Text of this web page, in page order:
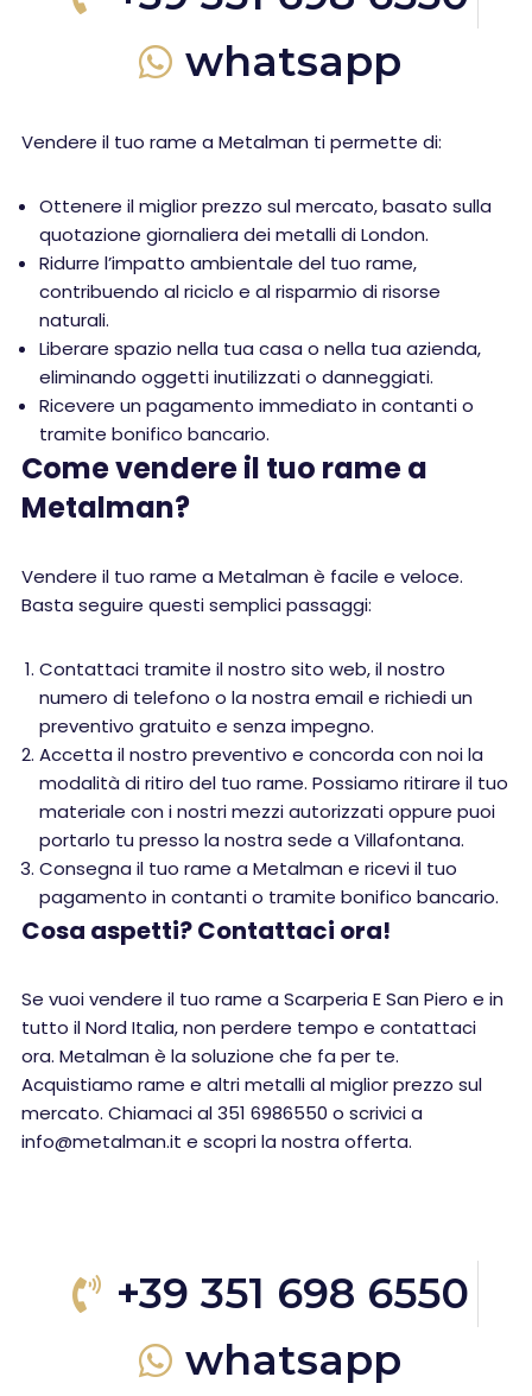
whatsapp
Vendere il tuo rame a Metalman ti permette di:
Ottenere il miglior prezzo sul mercato, basato sulla
quotazione giornaliera dei metalli di London.
Ridurre l’impatto ambientale del tuo rame,
contribuendo al riciclo e al risparmio di risorse
naturali.
Liberare spazio nella tua casa o nella tua azienda,
eliminando oggetti inutilizzati o danneggiati.
Ricevere un pagamento immediato in contanti o
tramite bonifico bancario.
Come vendere il tuo rame a
Metalman?
Vendere il tuo rame a Metalman è facile e veloce.
Basta seguire questi semplici passaggi:
Contattaci tramite il nostro sito web, il nostro
numero di telefono o la nostra email e richiedi un
preventivo gratuito e senza impegno.
Accetta il nostro preventivo e concorda con noi la
modalità di ritiro del tuo rame. Possiamo ritirare il tuo
materiale con i nostri mezzi autorizzati oppure puoi
portarlo tu presso la nostra sede a Villafontana.
Consegna il tuo rame a Metalman e ricevi il tuo
pagamento in contanti o tramite bonifico bancario.
Cosa aspetti? Contattaci ora!
Se vuoi vendere il tuo rame a Scarperia E San Piero e in
tutto il Nord Italia, non perdere tempo e contattaci
ora. Metalman è la soluzione che fa per te.
Acquistiamo rame e altri metalli al miglior prezzo sul
mercato. Chiamaci al 351 6986550 o scrivici a
info@metalman.it e scopri la nostra offerta.
+39 351 698 6550
whatsapp